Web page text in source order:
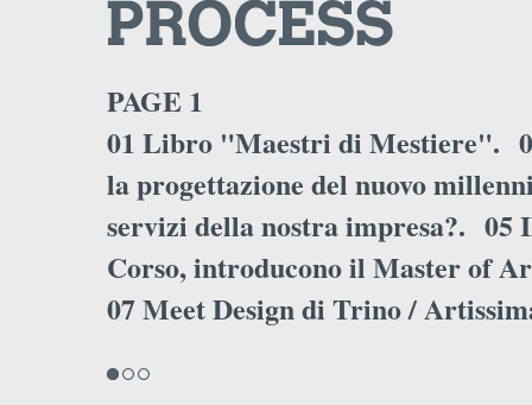
PAGE 1
01 Libro "Maestri di Mestiere".
la progettazione del nuovo
servizi della nostra impresa?. 05
Corso, introducono il Master of
07 Meet Design di Trino /